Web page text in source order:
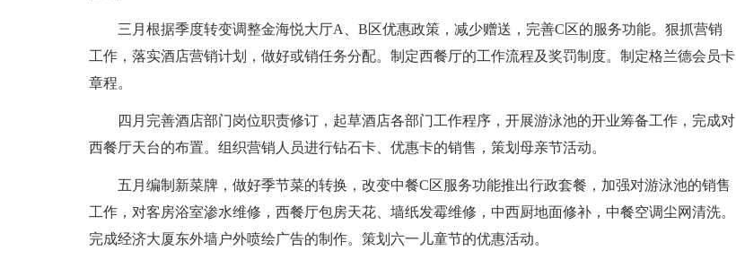
三月根据季度转变调整金海悦大厅A、B区优惠政策，减少赠送，完善C区的服务功能。狠抓营销
工作，落实酒店营销计划，做好或销任务分配。制定西餐厅的工作流程及奖罚制度。制定格兰德会员卡
章程。
四月完善酒店部门岗位职责修订，起草酒店各部门工作程序，开展游泳池的开业筹备工作，完成对
西餐厅天台的布置。组织营销人员进行钻石卡、优惠卡的销售，策划母亲节活动。
五月编制新菜牌，做好季节菜的转换，改变中餐C区服务功能推出行政套餐，加强对游泳池的销售
工作，对客房浴室渗水维修，西餐厅包房天花、墙纸发霉维修，中西厨地面修补，中餐空调尘网清洗。
完成经济大厦东外墙户外喷绘广告的制作。策划六一儿童节的优惠活动。